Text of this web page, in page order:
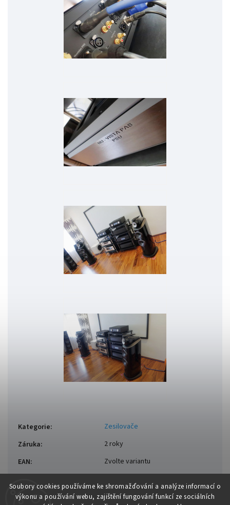
Soubory cookies používáme ke shromažďování a analýze informací o
výkonu a používání webu, zajištění fungování funkcí ze sociálních
Kategorie:
Zesilovače
Záruka:
2 roky
EAN: Zvolte variantu